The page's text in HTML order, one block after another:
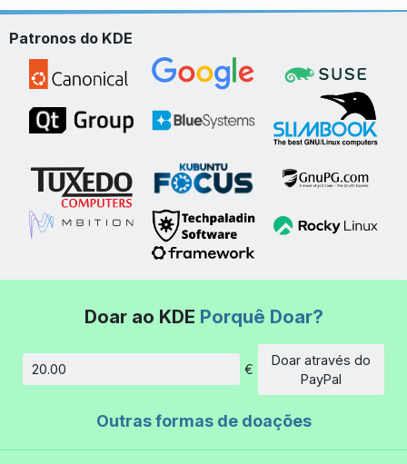
Patronos do KDE
Doar ao KDE Porquê Doar?
Montante
€
Doar através do
PayPal
Outras formas de doações